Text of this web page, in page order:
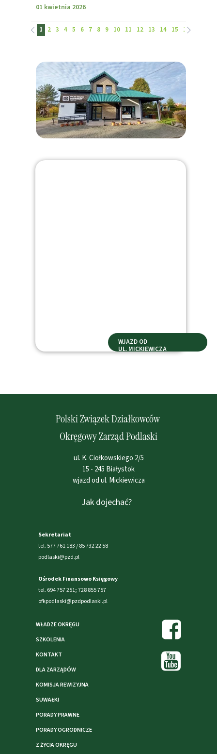
WJAZD OD
UL. MICKIEWICZA
01 kwietnia 2026
1 2 3 4 5 6 7 8 9 10 11 12 13 14 15 16
Jak dojechać?
Polski Związek Działkowców
Okręgowy Zarząd Podlaski
ul. K. Ciołkowskiego 2/5
15 - 245 Białystok
wjazd od ul. Mickiewicza
Sekretariat
tel. 577 761 183 / 85 732 22 58
podlaski@pzd.pl
Ośrodek Finansowo Księgowy
tel. 694 757 251; 728 855 757
ofkpodlaski@pzdpodlaski.pl
WŁADZE OKRĘGU
SZKOLENIA
KONTAKT
DLA ZARZĄDÓW
KOMISJA REWIZYJNA
SUWAŁKI
PORADY PRAWNE
PORADY OGRODNICZE
Z ŻYCIA OKRĘGU